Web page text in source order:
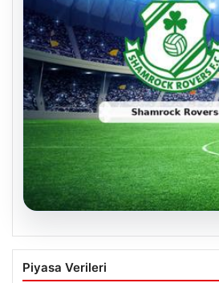
Shamrock Rovers ile
İrlanda temsilcisi Shamrock Rovers,
Piyasa Verileri